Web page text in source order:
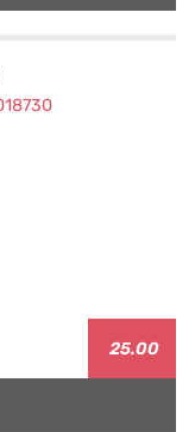
25.00